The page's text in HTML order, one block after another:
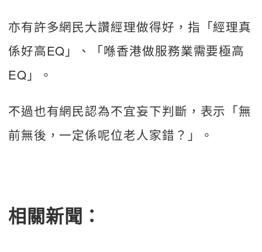
亦有許多網民大讚經理做得好，指「經理真
係好高EQ」、「喺香港做服務業需要極高
EQ」。
不過也有網民認為不宜妄下判斷，表示「無
前無後，一定係呢位老人家錯？」。
相關新聞：